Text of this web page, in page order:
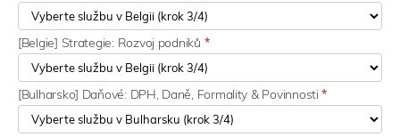
[Belgie] Strategie: Rozvoj podniků *
[Bulharsko] Daňové: DPH, Daně, Formality & Povinnosti*